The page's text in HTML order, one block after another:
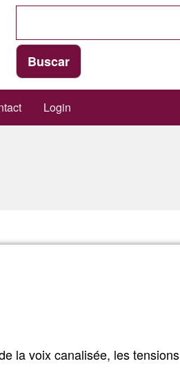
Login
la voix canalisée, les tensions